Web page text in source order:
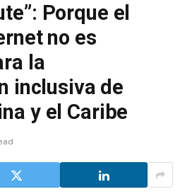
Porque el
no es
la
inclusiva de
y el Caribe